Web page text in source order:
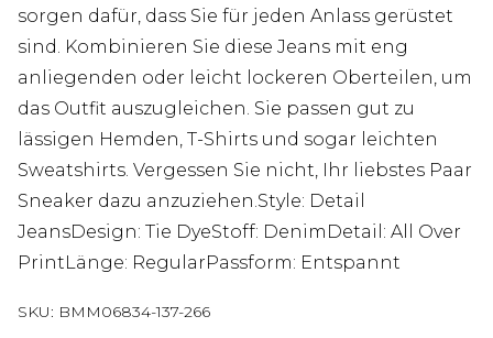
sorgen dafür, dass Sie für jeden Anlass gerüstet
sind. Kombinieren Sie diese Jeans mit eng
anliegenden oder leicht lockeren Oberteilen, um
das Outfit auszugleichen. Sie passen gut zu
lässigen Hemden, T-Shirts und sogar leichten
Sweatshirts. Vergessen Sie nicht, Ihr liebstes Paar
Sneaker dazu anzuziehen.Style: Detail
JeansDesign: Tie DyeStoff: DenimDetail: All Over
PrintLänge: RegularPassform: Entspannt
SKU: BMM06834-137-266